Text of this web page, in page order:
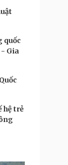
quốc
- Gia
hệ trẻ